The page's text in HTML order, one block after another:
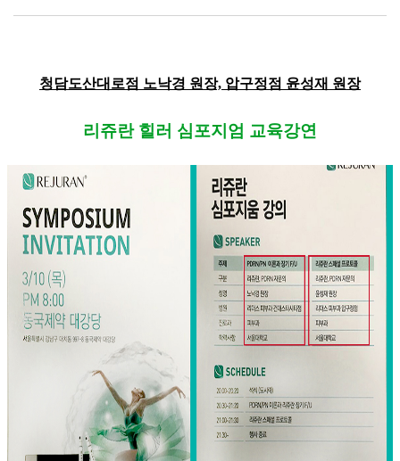
청담도산대로점 노낙경 원장, 압구정점 윤성재 원장
리쥬란 힐러 심포지엄 교육강연